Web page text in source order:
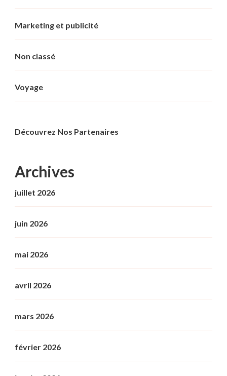
Marketing et publicité
Non classé
Voyage
Découvrez Nos Partenaires
Archives
juillet 2026
juin 2026
mai 2026
avril 2026
mars 2026
février 2026